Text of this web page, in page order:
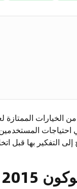
2015 تعتبر واحدة من
احتياجات
التفكير بها قبل
2015